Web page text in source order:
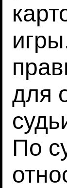
для
По